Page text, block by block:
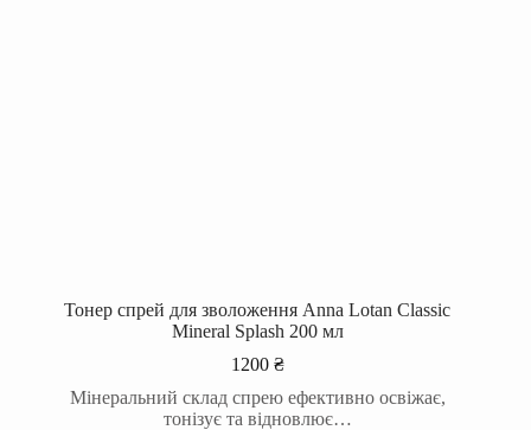
Тонер спрей для зволоження Anna Lotan Classic
Mineral Splash 200 мл
1200 ₴
Мінеральний склад спрею ефективно освіжає,
тонізує та відновлює…